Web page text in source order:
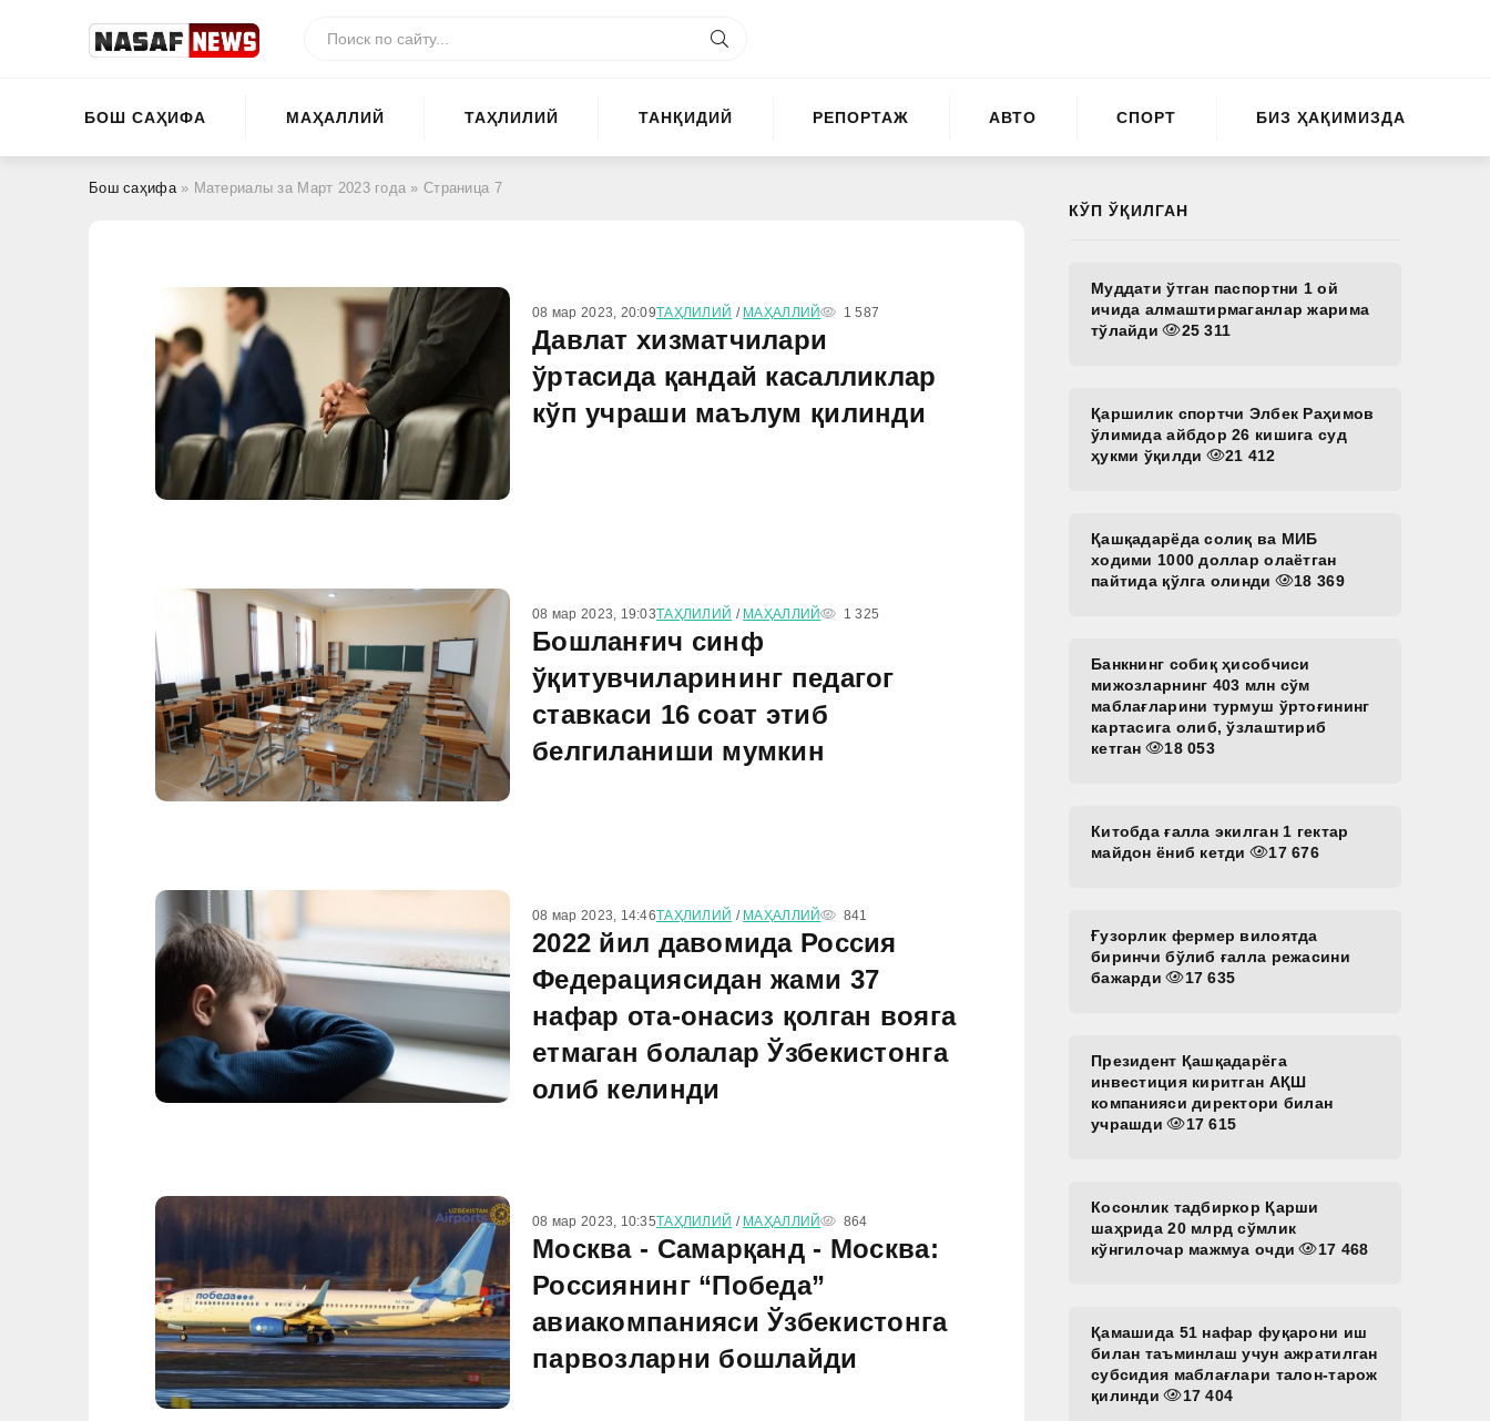
БОШ САҲИФА МАҲАЛЛИЙ ТАҲЛИЛИЙ ТАНҚИДИЙ РЕПОРТАЖ АВТО СПОРТ БИЗ ҲАҚИМИЗДА
Бош саҳифа» Материалы за Март 2023 года » Страница 7
08 мар 2023, 20:09ТАҲЛИЛИЙ / МАҲАЛЛИЙ 1 587
Давлат хизматчилари
ўртасида қандай касалликлар
кўп учраши маълум қилинди
08 мар 2023, 19:03ТАҲЛИЛИЙ / МАҲАЛЛИЙ 1 325
Бошланғич синф
ўқитувчиларининг педагог
ставкаси 16 соат этиб
белгиланиши мумкин
08 мар 2023, 14:46ТАҲЛИЛИЙ / МАҲАЛЛИЙ 841
2022 йил давомида Россия
Федерациясидан жами 37
нафар ота-онасиз қолган вояга
етмаган болалар Ўзбекистонга
олиб келинди
08 мар 2023, 10:35ТАҲЛИЛИЙ / МАҲАЛЛИЙ 864
Москва - Самарқанд - Москва:
Россиянинг “Победа”
авиакомпанияси Ўзбекистонга
парвозларни бошлайди
КЎП ЎҚИЛГАН
Муддати ўтган паспортни 1 ой
ичида алмаштирмаганлар жарима
тўлайди
25 311
Қаршилик спортчи Элбек Раҳимов
ўлимида айбдор 26 кишига суд
ҳукми ўқилди
21 412
Қашқадарёда солиқ ва МИБ
ходими 1000 доллар олаётган
пайтида қўлга олинди
18 369
Банкнинг собиқ ҳисобчиси
мижозларнинг 403 млн сўм
маблағларини турмуш ўртоғининг
картасига олиб, ўзлаштириб
кетган
18 053
Китобда ғалла экилган 1 гектар
майдон ёниб кетди
17 676
Ғузорлик фермер вилоятда
биринчи бўлиб ғалла режасини
бажарди
17 635
Президент Қашқадарёга
инвестиция киритган АҚШ
компанияси директори билан
учрашди
17 615
Косонлик тадбиркор Қарши
шаҳрида 20 млрд сўмлик
кўнгилочар мажмуа очди
17 468
Қамашида 51 нафар фуқарони иш
билан таъминлаш учун ажратилган
субсидия маблағлари талон-тарож
қилинди
17 404